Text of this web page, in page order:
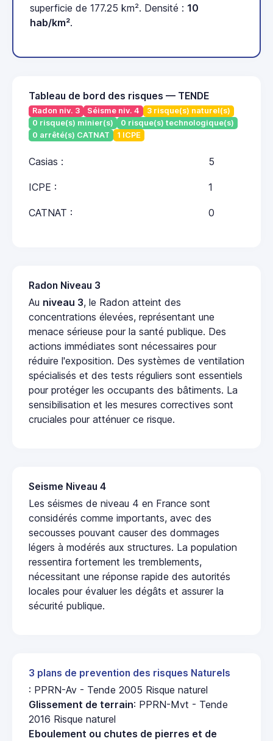
superficie de 177.25 km². Densité : 10
hab/km².
Tableau de bord des risques — TENDE
Radon niv. 3 Séisme niv. 4
3 risque(s) naturel(s)
0 risque(s) minier(s)
0 risque(s) technologique(s)
0 arrêté(s) CATNAT
1 ICPE
Casias : 5
ICPE : 1
CATNAT : 0
Radon Niveau 3
Au niveau 3, le Radon atteint des
concentrations élevées, représentant une
menace sérieuse pour la santé publique. Des
actions immédiates sont nécessaires pour
réduire l'exposition. Des systèmes de ventilation
spécialisés et des tests réguliers sont essentiels
pour protéger les occupants des bâtiments. La
sensibilisation et les mesures correctives sont
cruciales pour atténuer ce risque.
Seisme Niveau 4
Les séismes de niveau 4 en France sont
considérés comme importants, avec des
secousses pouvant causer des dommages
légers à modérés aux structures. La population
ressentira fortement les tremblements,
nécessitant une réponse rapide des autorités
locales pour évaluer les dégâts et assurer la
sécurité publique.
3 plans de prevention des risques Naturels
: PPRN-Av - Tende 2005 Risque naturel
Glissement de terrain: PPRN-Mvt - Tende
2016 Risque naturel
Eboulement ou chutes de pierres et de